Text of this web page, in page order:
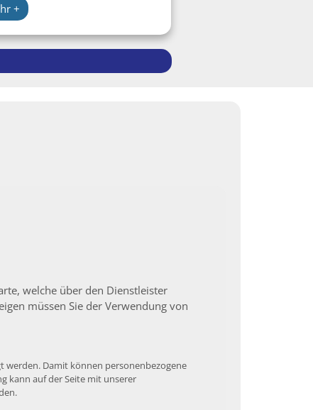
+
welche über den Dienstleister
müssen Sie der Verwendung von
werden. Damit können personenbezogene
kann auf der Seite mit unserer